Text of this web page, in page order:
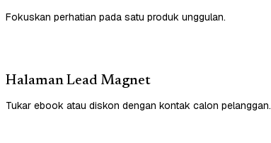
Fokuskan perhatian pada satu produk unggulan.
Halaman Lead Magnet
Tukar ebook atau diskon dengan kontak calon pelanggan.